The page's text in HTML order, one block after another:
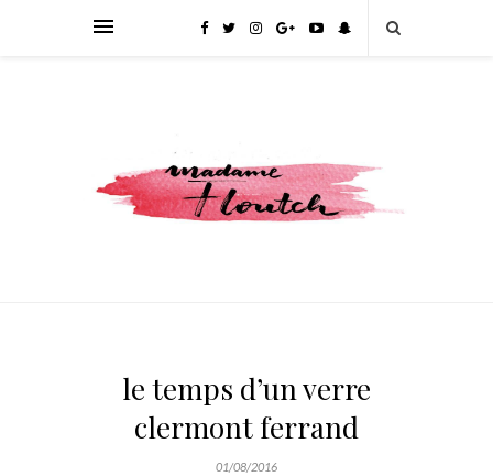
le temps d’un verre
clermont ferrand
01/08/2016